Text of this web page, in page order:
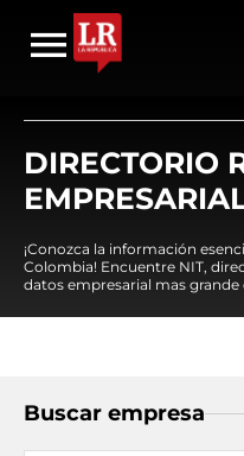
DIRECTORIO
¡Conozca la información
Colombia! Encuentre NIT,
datos empresarial mas grande
Buscar empresa